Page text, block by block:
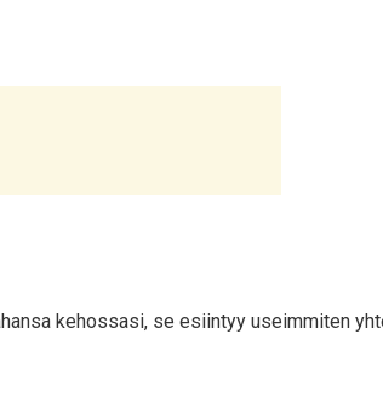
kehossasi, se esiintyy useimmiten